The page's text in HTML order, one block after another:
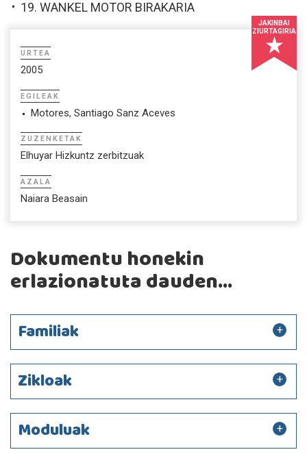
19. WANKEL MOTOR BIRAKARIA
JAKINBAI
ZIURTAGIRIA
URTEA
2005
EGILEAK
Motores, Santiago Sanz Aceves
ZUZENKETAK
Elhuyar Hizkuntz zerbitzuak
AZALA
Naiara Beasain
Dokumentu honekin
erlazionatuta dauden...
Familiak
Zikloak
Moduluak